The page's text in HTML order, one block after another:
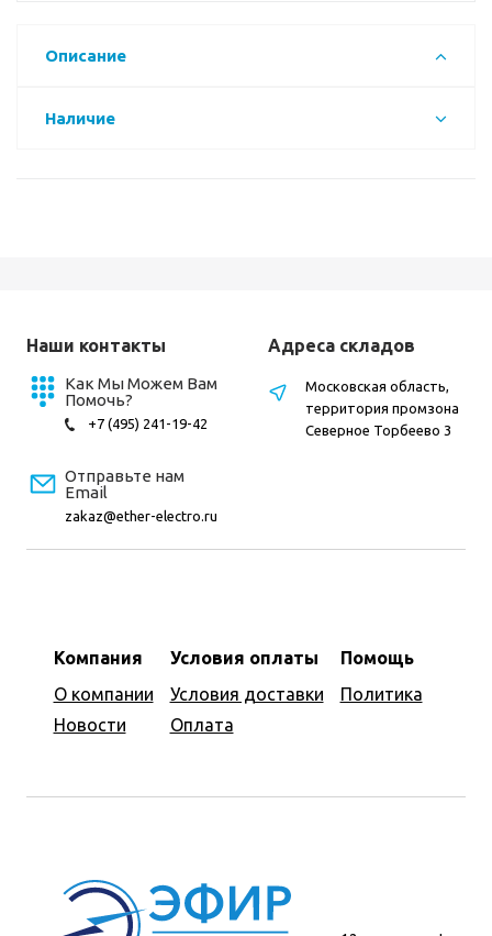
Описание
Наличие
Наши контакты
Как Мы Можем Вам
Помочь?
+7 (495) 241-19-42
Отправьте нам
Email
zakaz@ether-electro.ru
Компания
О компании
Новости
Условия оплаты
Условия доставки
Оплата
Помощь
Политика
Адреса складов
Московская область,
территория промзона
Северное Торбеево 3